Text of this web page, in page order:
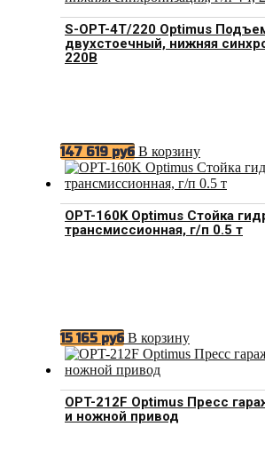
S-OPT-4T/220 Optimus
двухстоечный, нижняя
220В
147 619 руб В корзину
OPT-160K Optimus Стойка
трансмиссионная, г/п 0.5 т
15 165 руб В корзину
OPT-212F Optimus Пресс
и ножной привод